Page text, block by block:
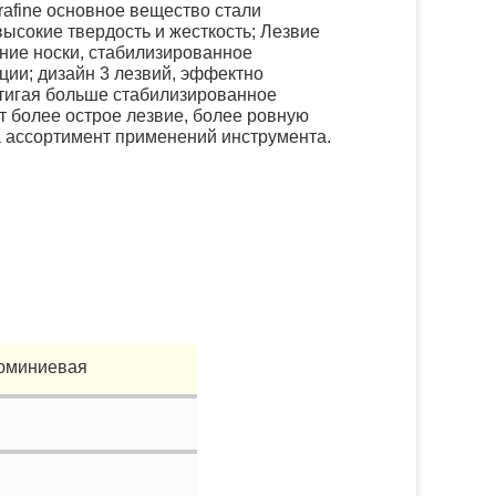
основное вещество стали
твердость и жесткость; Лезвие
носки, стабилизированное
дизайн 3 лезвий, эффектно
больше стабилизированное
более острое лезвие, более ровную
применений инструмента.